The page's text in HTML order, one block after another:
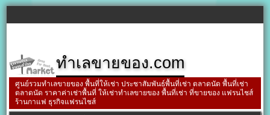
ทำเลขายของ.com
ศูนย์รวมทำเลขายของ พื้นที่ให้เช่า ประชาสัมพันธ์พื้นที่เช่า ตลาดนัด พื้นที่เช่า
ตลาดนัด ราคาค่าเช่าพื้นที่ ให้เช่าทำเลขายของ พื้นที่เช่า ที่ขายของ แฟรนไชส์
ร้านกาแฟ ธุรกิจแฟรนไชส์